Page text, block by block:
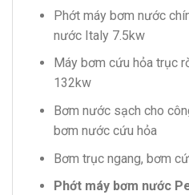
Phớt máy bơm nước
nước Italy 7.5kw
Máy bơm cứu hỏa trục
132kw
Bơm nước sạch cho
bơm nước cứu hỏa
Bơm trục ngang, bơm
Phớt máy bơm nước